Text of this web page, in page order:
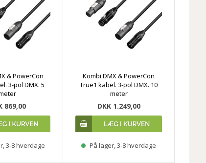
& PowerCon
3-pol DMX. 5
869,00
3-8 hverdage
Kombi DMX & PowerCon
True1 kabel. 3-pol DMX. 10
meter
DKK 1.249,00
På lager, 3-8 hverdage